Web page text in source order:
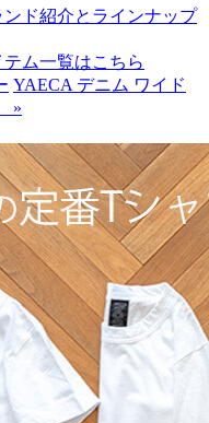
ド紹介とラインナップ
ム一覧はこちら
YAECA デニム ワイド
»